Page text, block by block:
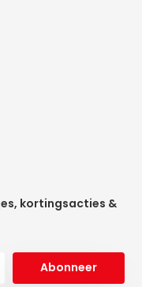
kortingsacties &
Abonneer